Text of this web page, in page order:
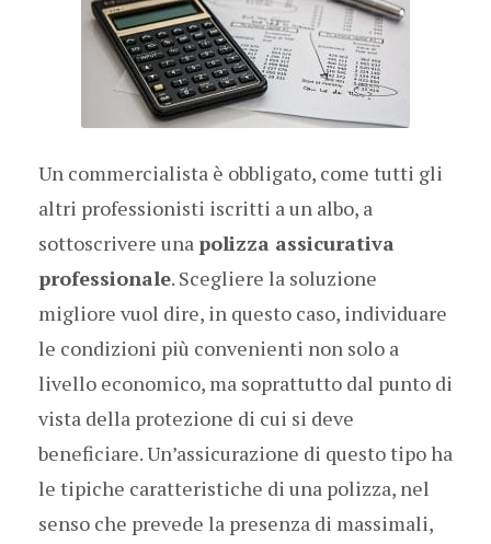
Un commercialista è obbligato, come tutti gli
altri professionisti iscritti a un albo, a
sottoscrivere una polizza assicurativa
professionale. Scegliere la soluzione
migliore vuol dire, in questo caso, individuare
le condizioni più convenienti non solo a
livello economico, ma soprattutto dal punto di
vista della protezione di cui si deve
beneficiare. Un’assicurazione di questo tipo ha
le tipiche caratteristiche di una polizza, nel
senso che prevede la presenza di massimali,